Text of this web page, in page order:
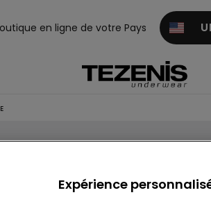
en ligne de votre Pays
Expérience